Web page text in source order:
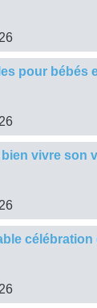
pour bébés
vivre son
célébration